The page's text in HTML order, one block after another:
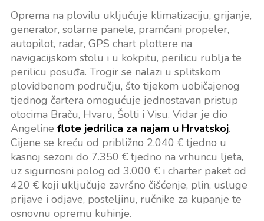
Oprema na plovilu uključuje klimatizaciju, grijanje,
generator, solarne panele, pramčani propeler,
autopilot, radar, GPS chart plottere na
navigacijskom stolu i u kokpitu, perilicu rublja te
perilicu posuđa. Trogir se nalazi u splitskom
plovidbenom području, što tijekom uobičajenog
tjednog čartera omogućuje jednostavan pristup
otocima Braču, Hvaru, Šolti i Visu. Vidar je dio
Angeline flote jedrilica za najam u Hrvatskoj.
Cijene se kreću od približno 2.040 € tjedno u
kasnoj sezoni do 7.350 € tjedno na vrhuncu ljeta,
uz sigurnosni polog od 3.000 € i charter paket od
420 € koji uključuje završno čišćenje, plin, usluge
prijave i odjave, posteljinu, ručnike za kupanje te
osnovnu opremu kuhinje.